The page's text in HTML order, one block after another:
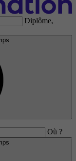
Diplôme,
Où ?